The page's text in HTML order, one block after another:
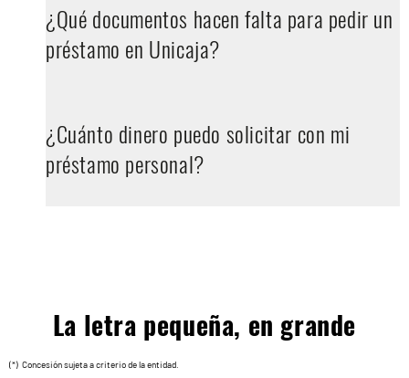
¿Qué documentos hacen falta para pedir un
préstamo en Unicaja?
¿Cuánto dinero puedo solicitar con mi
préstamo personal?
La letra pequeña, en grande
(*) Concesión sujeta a criterio de la entidad.